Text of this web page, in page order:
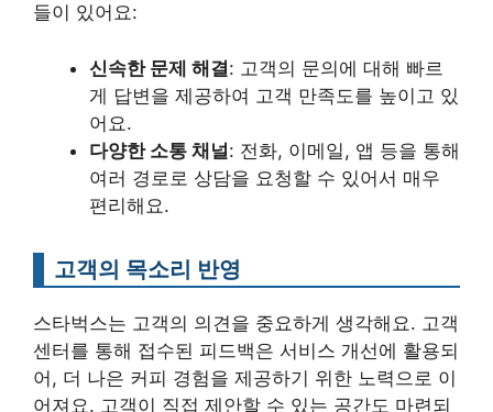
들이 있어요:
신속한 문제 해결: 고객의 문의에 대해 빠르
게 답변을 제공하여 고객 만족도를 높이고 있
어요.
다양한 소통 채널: 전화, 이메일, 앱 등을 통해
여러 경로로 상담을 요청할 수 있어서 매우
편리해요.
고객의 목소리 반영
스타벅스는 고객의 의견을 중요하게 생각해요. 고객
센터를 통해 접수된 피드백은 서비스 개선에 활용되
어, 더 나은 커피 경험을 제공하기 위한 노력으로 이
어져요. 고객이 직접 제안할 수 있는 공간도 마련되